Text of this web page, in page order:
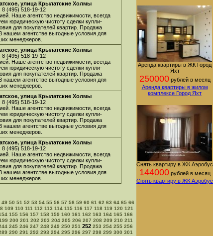
улица Крылатские Холмы
8 (495) 518-19-12
Наше агентство недвижимости, всегда
юридическую чистоту сделки купли-
для покупателей квартир. Продажа
нашем агентстве выгодные условия для
менеджеров.
улица Крылатские Холмы
8 (495) 518-19-12
Наше агентство недвижимости, всегда
юридическую чистоту сделки купли-
для покупателей квартир. Продажа
нашем агентстве выгодные условия для
менеджеров.
улица Крылатские Холмы
8 (495) 518-19-12
Наше агентство недвижимости, всегда
юридическую чистоту сделки купли-
для покупателей квартир. Продажа
нашем агентстве выгодные условия для
менеджеров.
улица Крылатские Холмы
8 (495) 518-19-12
Наше агентство недвижимости, всегда
юридическую чистоту сделки купли-
для покупателей квартир. Продажа
нашем агентстве выгодные условия для
менеджеров.
49 50 51 52 53 54 55 56 57 58 59 60 61 62 63 64 65 66
109 110 111 112 113 114 115 116 117 118 119 120 121
155 156 157 158 159 160 161 162 163 164 165 166
200 201 202 203 204 205 206 207 208 209 210 211
245 246 247 248 249 250 251 252 253 254 255 256
290 291 292 293 294 295 296 297 298 299 300 301
Аренда квартиры в ЖК Город
Яхт
250000рублей в месяц
Аренда квартиры в жилом
комплексе Город Яхт
Снять квартиру в ЖК Аэробус
144000рублей в месяц
Снять квартиру в ЖК Аэробус